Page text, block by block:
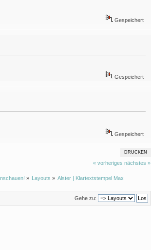
Gespeichert
Gespeichert
Gespeichert
DRUCKEN
« vorheriges nächstes »
» Layouts » Alster | Klartextstempel Max
Gehe zu: